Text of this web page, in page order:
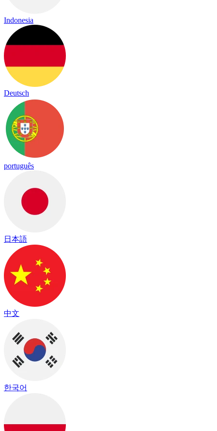
Indonesia
Deutsch
português
日本語
中文
한국어